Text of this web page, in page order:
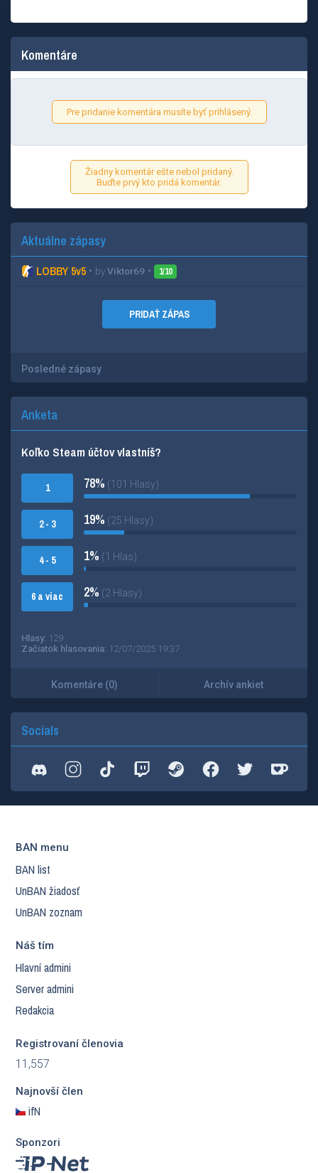
Komentáre
Pre pridanie komentára musíte byť prihlásený.
Žiadny komentár ešte nebol pridaný.
Buďte prvý kto pridá komentár.
Aktuálne zápasy
LOBBY 5v5 • byViktor69 • 1/10
PRIDAŤ ZÁPAS
Posledné zápasy
Anketa
Koľko Steam účtov vlastníš?
1
2 - 3
4 - 5
6 a viac
78% (101 Hlasy)
19% (25 Hlasy)
1% (1 Hlas)
2% (2 Hlasy)
Hlasy: 129
Začiatok hlasovania: 12/07/2025 19:37
Komentáre (0) Archív ankiet
Socials
BAN menu
BAN list
UnBAN žiadosť
UnBAN zoznam
Náš tím
Hlavní admini
Server admini
Redakcia
Registrovaní členovia
11,557
Najnovší člen
ifN
Sponzori